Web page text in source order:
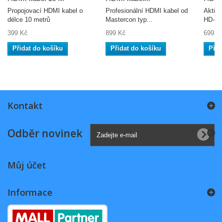
Propojovací HDMI kabel o
délce 10 metrů
399 Kč
Přidat do košíku
Profesionální HDMI kabel od
Mastercon typ...
899 Kč
Přidat do košíku
HD-
699
Kontakt
Odběr novinek
Můj účet
Informace